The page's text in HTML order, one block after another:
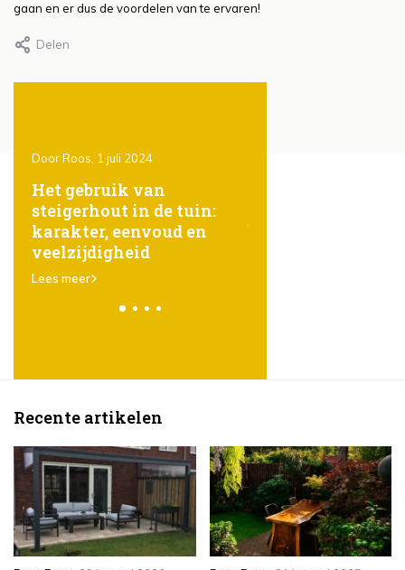
gaan en er dus de voordelen van te ervaren!
Delen
Door Roos, 1 juli 2024
Het gebruik van
steigerhout in de tuin:
karakter, eenvoud en
veelzijdigheid
Lees meer
Recente artikelen